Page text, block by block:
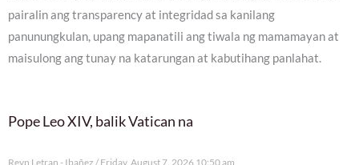
pairalin ang transparency at integridad sa kanilang
panunungkulan, upang mapanatili ang tiwala ng mamamayan at
maisulong ang tunay na katarungan at kabutihang panlahat.
Pope Leo XIV, balik Vatican na
Reyn Letran - Ibañez Friday, August 7, 2026 10:50 am